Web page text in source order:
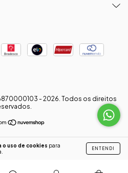
o uso de cookies para
ENTENDI
- 2026. Todos os direitos